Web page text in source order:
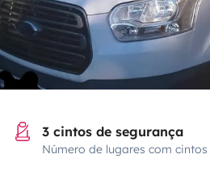
3 cintos de segurança
Número de lugares com